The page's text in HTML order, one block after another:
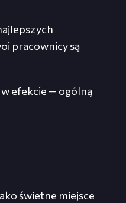
pracownicy są
efekcie — ogólną
świetne miejsce